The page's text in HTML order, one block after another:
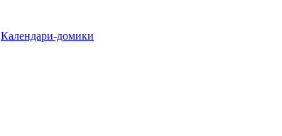
Календари-домики